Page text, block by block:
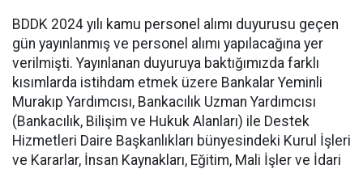
BDDK 2024 yılı kamu personel alımı duyurusu geçen
gün yayınlanmış ve personel alımı yapılacağına yer
verilmişti. Yayınlanan duyuruya baktığımızda farklı
kısımlarda istihdam etmek üzere Bankalar Yeminli
Murakıp Yardımcısı, Bankacılık Uzman Yardımcısı
(Bankacılık, Bilişim ve Hukuk Alanları) ile Destek
Hizmetleri Daire Başkanlıkları bünyesindeki Kurul İşleri
ve Kararlar, İnsan Kaynakları, Eğitim, Mali İşler ve İdari